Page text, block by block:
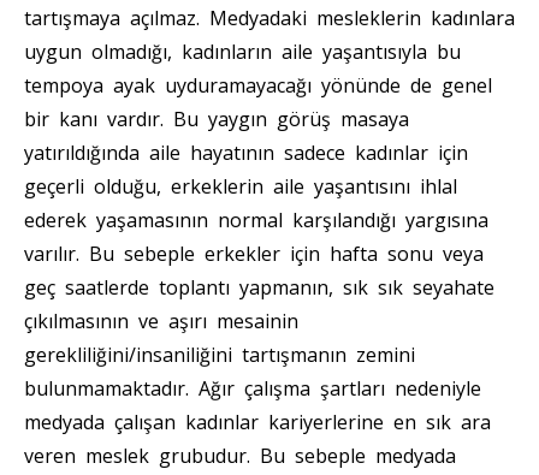
tartışmaya açılmaz. Medyadaki mesleklerin kadınlara
uygun olmadığı, kadınların aile yaşantısıyla bu
tempoya ayak uyduramayacağı yönünde de genel
bir kanı vardır. Bu yaygın görüş masaya
yatırıldığında aile hayatının sadece kadınlar için
geçerli olduğu, erkeklerin aile yaşantısını ihlal
ederek yaşamasının normal karşılandığı yargısına
varılır. Bu sebeple erkekler için hafta sonu veya
geç saatlerde toplantı yapmanın, sık sık seyahate
çıkılmasının ve aşırı mesainin
gerekliliğini/insaniliğini tartışmanın zemini
bulunmamaktadır. Ağır çalışma şartları nedeniyle
medyada çalışan kadınlar kariyerlerine en sık ara
veren meslek grubudur. Bu sebeple medyada